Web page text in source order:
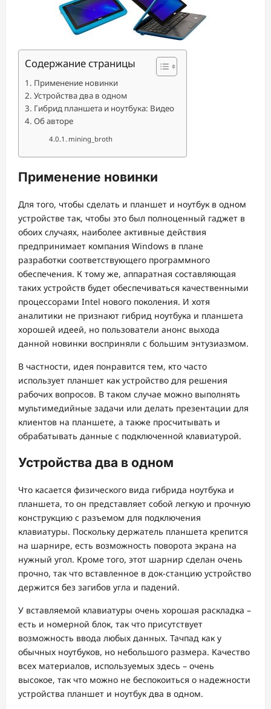
Содержание страницы
Применение новинки
Устройства два в одном
Гибрид планшета и ноутбука: Видео
Об авторе
mining_broth
Применение новинки
Для того, чтобы сделать и планшет и ноутбук в одном
устройстве так, чтобы это был полноценный гаджет в
обоих случаях, наиболее активные действия
предпринимает компания Windows в плане
разработки соответствующего программного
обеспечения. К тому же, аппаратная составляющая
таких устройств будет обеспечиваться качественными
процессорами Intel нового поколения. И хотя
аналитики не признают гибрид ноутбука и планшета
хорошей идеей, но пользователи анонс выхода
данной новинки восприняли с большим энтузиазмом.
В частности, идея понравится тем, кто часто
использует планшет как устройство для решения
рабочих вопросов. В таком случае можно выполнять
мультимедийные задачи или делать презентации для
клиентов на планшете, а также просчитывать и
обрабатывать данные с подключенной клавиатурой.
Устройства два в одном
Что касается физического вида гибрида ноутбука и
планшета, то он представляет собой легкую и прочную
конструкцию с разъемом для подключения
клавиатуры. Поскольку держатель планшета крепится
на шарнире, есть возможность поворота экрана на
нужный угол. Кроме того, этот шарнир сделан очень
прочно, так что вставленное в док-станцию устройство
держится без загибов угла и падений.
У вставляемой клавиатуры очень хорошая раскладка –
есть и номерной блок, так что присутствует
возможность ввода любых данных. Тачпад как у
обычных ноутбуков, но небольшого размера. Качество
всех материалов, используемых здесь – очень
высокое, так что можно не беспокоиться о надежности
устройства планшет и ноутбук два в одном.